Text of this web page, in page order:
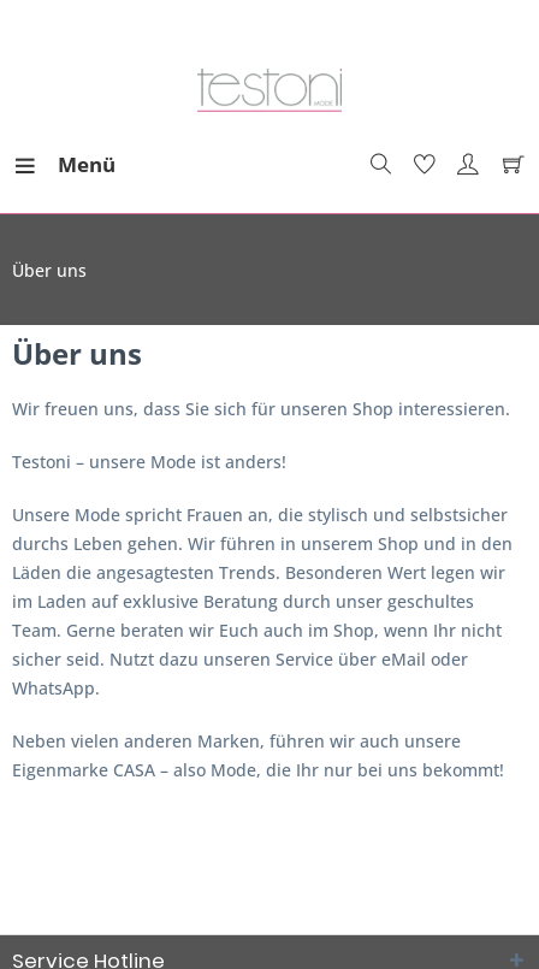
Menü
Über uns
Über uns
Wir freuen uns, dass Sie sich für unseren Shop interessieren.
Testoni – unsere Mode ist anders!
Unsere Mode spricht Frauen an, die stylisch und selbstsicher
durchs Leben gehen. Wir führen in unserem Shop und in den
Läden die angesagtesten Trends. Besonderen Wert legen wir
im Laden auf exklusive Beratung durch unser geschultes
Team. Gerne beraten wir Euch auch im Shop, wenn Ihr nicht
sicher seid. Nutzt dazu unseren Service über eMail oder
WhatsApp.
Neben vielen anderen Marken, führen wir auch unsere
Eigenmarke CASA – also Mode, die Ihr nur bei uns bekommt!
Service Hotline